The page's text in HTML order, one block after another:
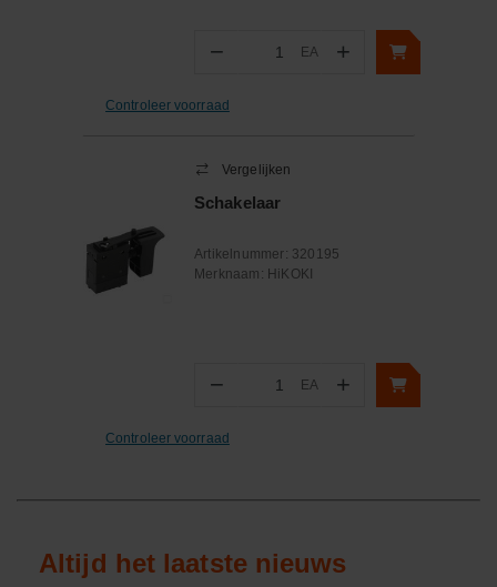
− Aantal
EA +
Controleer voorraad
Vergelijken
Schakelaar
Artikelnummer: 320195
Merknaam: HiKOKI
− Aantal
EA +
Controleer voorraad
Altijd het laatste nieuws